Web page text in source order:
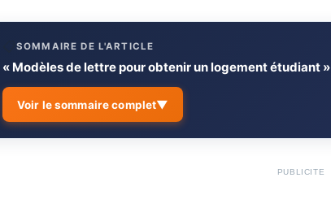
SOMMAIRE DE L'ARTICLE
« Modèles de lettre pour obtenir un logement étudiant »
Voir le sommaire complet▼
PUBLICITÉ